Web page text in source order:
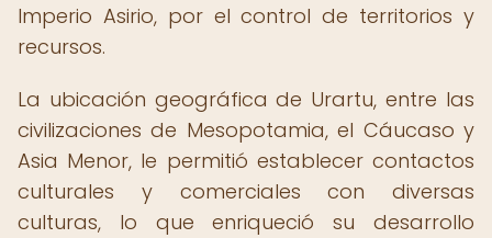
Imperio Asirio, por el control de territorios y
recursos.
La ubicación geográfica de Urartu, entre las
civilizaciones de Mesopotamia, el Cáucaso y
Asia Menor, le permitió establecer contactos
culturales y comerciales con diversas
culturas, lo que enriqueció su desarrollo